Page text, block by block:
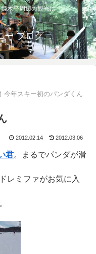
木平周辺の観光に
ー ブログ
今年スキー初のパンダくん
2012.02.14 2012.03.06
君。まるでパンダが滑
レミファがお気に入